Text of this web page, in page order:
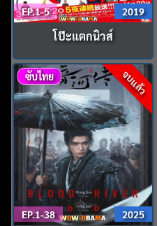
EP.1-5 2019
โป๊ะแตกนิวส์
จบแล้ว
ซับไทย
EP.1-38 2025